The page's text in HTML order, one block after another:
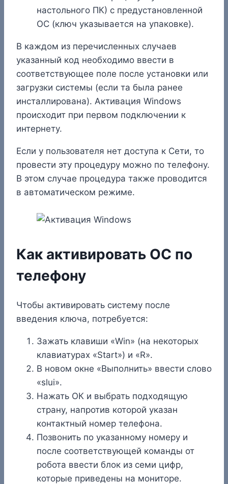
настольного ПК) с предустановленной
ОС (ключ указывается на упаковке).
В каждом из перечисленных случаев
указанный код необходимо ввести в
соответствующее поле после установки или
загрузки системы (если та была ранее
инсталлирована). Активация Windows
происходит при первом подключении к
интернету.
Если у пользователя нет доступа к Сети, то
провести эту процедуру можно по телефону.
В этом случае процедура также проводится
в автоматическом режиме.
Как активировать ОС по
телефону
Чтобы активировать систему после
введения ключа, потребуется:
Зажать клавиши «Win» (на некоторых
клавиатурах «Start») и «R».
В новом окне «Выполнить» ввести слово
«slui».
Нажать ОК и выбрать подходящую
страну, напротив которой указан
контактный номер телефона.
Позвонить по указанному номеру и
после соответствующей команды от
робота ввести блок из семи цифр,
которые приведены на мониторе.